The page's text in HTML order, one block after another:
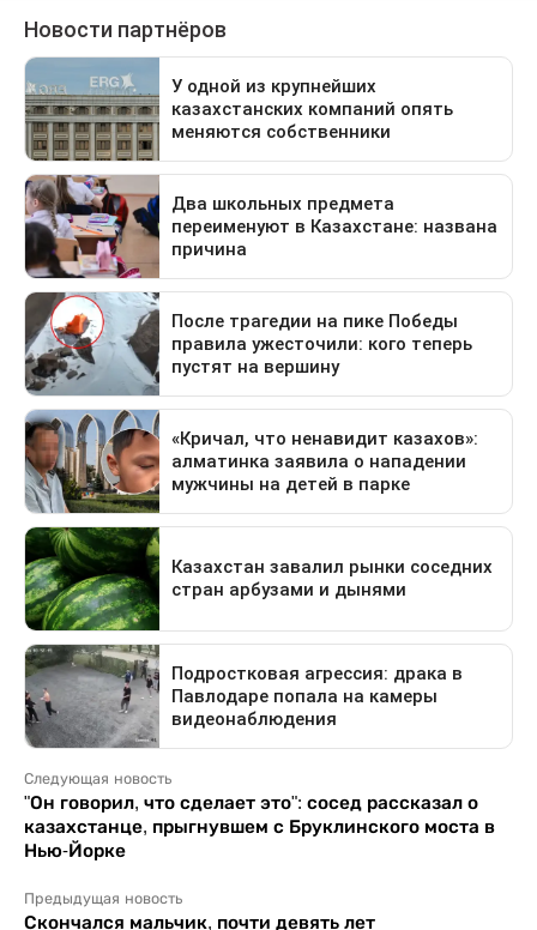
Следующая новость
"Он говорил, что сделает это": сосед рассказал о
казахстанце, прыгнувшем с Бруклинского моста в
Нью-Йорке
Предыдущая новость
Скончался мальчик, почти девять лет